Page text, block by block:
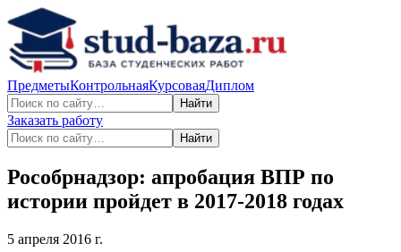
ПредметыКонтрольнаяКурсоваяДиплом
Найти
Заказать работу
Найти
Рособрнадзор: апробация ВПР по
истории пройдет в 2017-2018 годах
5 апреля 2016 г.